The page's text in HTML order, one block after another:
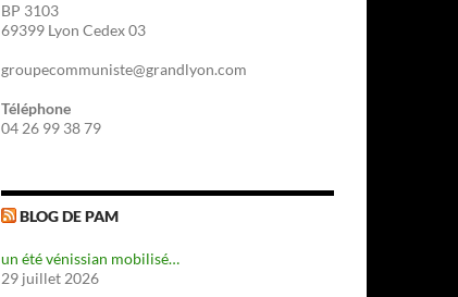
BP 3103
69399 Lyon Cedex 03
groupecommuniste@grandlyon.com
Téléphone
04 26 99 38 79
BLOG DE PAM
un été vénissian mobilisé…
29 juillet 2026